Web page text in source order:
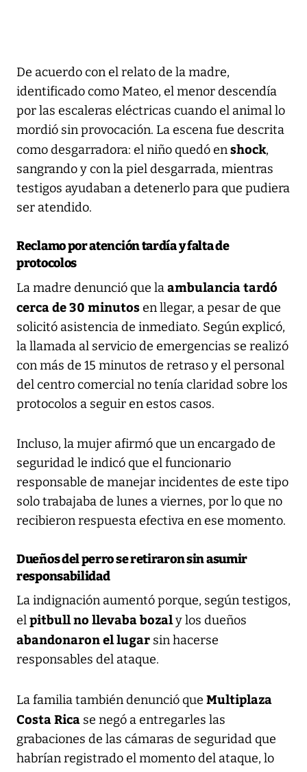
De acuerdo con el relato de la madre,
identificado como Mateo, el menor descendía
por las escaleras eléctricas cuando el animal lo
mordió sin provocación. La escena fue descrita
como desgarradora: el niño quedó enshock,
sangrando y con la piel desgarrada, mientras
testigos ayudaban a detenerlo para que pudiera
ser atendido.
Reclamo por atención tardía y falta de
protocolos
La madre denunció que laambulancia tardó
cerca de 30 minutosen llegar, a pesar de que
solicitó asistencia de inmediato. Según explicó,
la llamada al servicio de emergencias se realizó
con más de 15 minutos de retraso y el personal
del centro comercial no tenía claridad sobre los
protocolos a seguir en estos casos.
Incluso, la mujer afirmó que un encargado de
seguridad le indicó que el funcionario
responsable de manejar incidentes de este tipo
solo trabajaba de lunes a viernes, por lo que no
recibieron respuesta efectiva en ese momento.
Dueños del perro se retiraron sin asumir
responsabilidad
La indignación aumentó porque, según testigos,
elpitbull no llevaba bozaly los dueños
abandonaron el lugar sin hacerse
responsables del ataque.
La familia también denunció que Multiplaza
Costa Rica se negó a entregarles las
grabaciones de las cámaras de seguridad que
habrían registrado el momento del ataque, lo